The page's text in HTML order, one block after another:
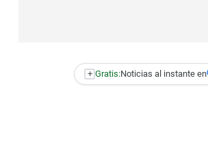
+ Gratis:Noticias al instante en